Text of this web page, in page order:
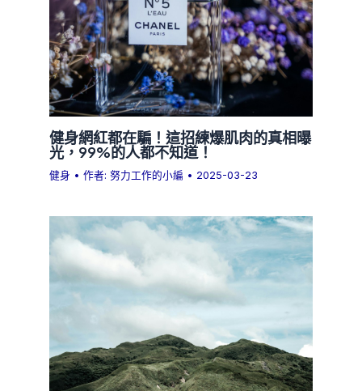
健身網紅都在騙！這招練爆肌肉的真相曝
光，99%的人都不知道！
健身 • 作者:努力工作的小編 • 2025-03-23